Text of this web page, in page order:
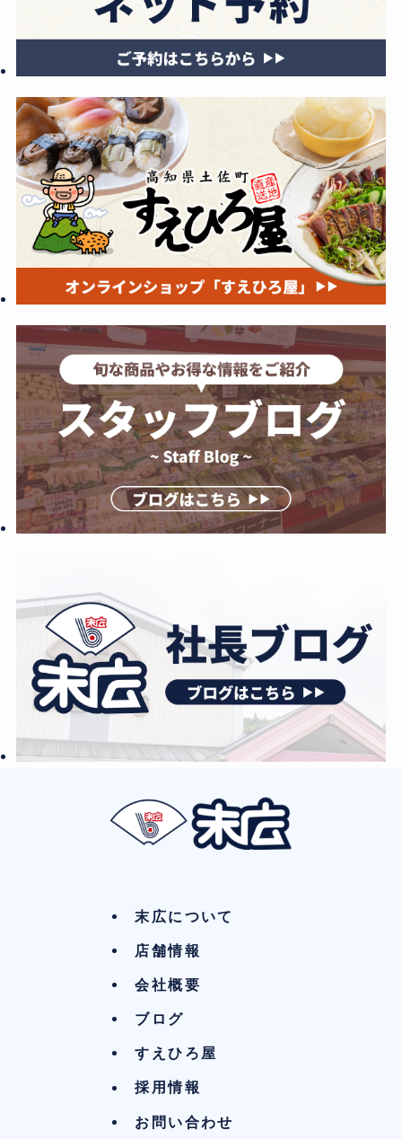
末広について
店舗情報
会社概要
ブログ
すえひろ屋
採用情報
お問い合わせ